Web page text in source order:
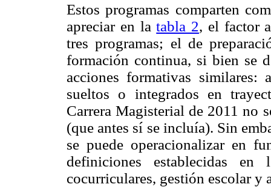
Estos programas comparten
apreciar en latabla 2, el factor
tres programas; el de
formación continua, si bien se
acciones formativas similares:
sueltos o integrados en
Carrera Magisterial de 2011 no
(que antes sí se incluía). Sin
se puede operacionalizar en
definiciones establecidas en
cocurriculares, gestión escolar y